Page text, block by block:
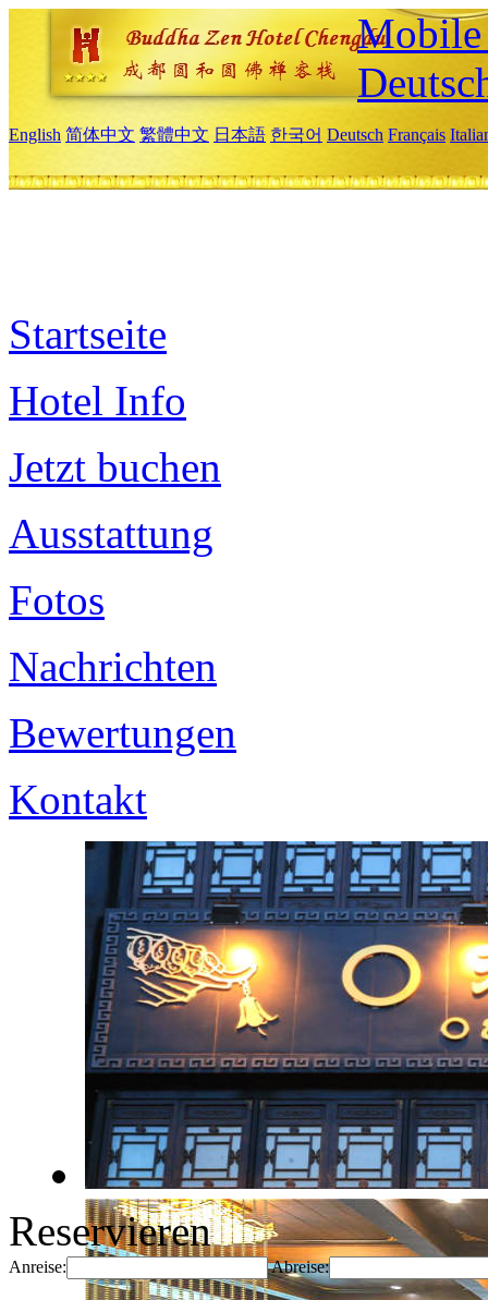
Mobile
English 简体中文 繁體中文 日本語 한국어 Deutsch Français
Startseite
Hotel Info
Jetzt buchen
Ausstattung
Fotos
Nachrichten
Bewertungen
Kontakt
Reservieren
Anreise: Abreise: